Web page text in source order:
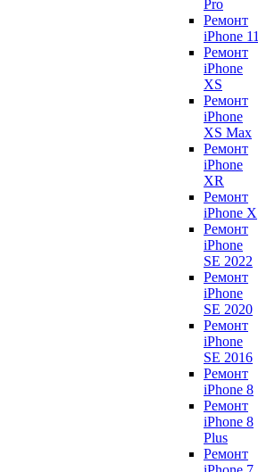
Pro
Ремонт
iPhone 11
Ремонт
iPhone
XS
Ремонт
iPhone
XS Max
Ремонт
iPhone
XR
Ремонт
iPhone X
Ремонт
iPhone
SE 2022
Ремонт
iPhone
SE 2020
Ремонт
iPhone
SE 2016
Ремонт
iPhone 8
Ремонт
iPhone 8
Plus
Ремонт